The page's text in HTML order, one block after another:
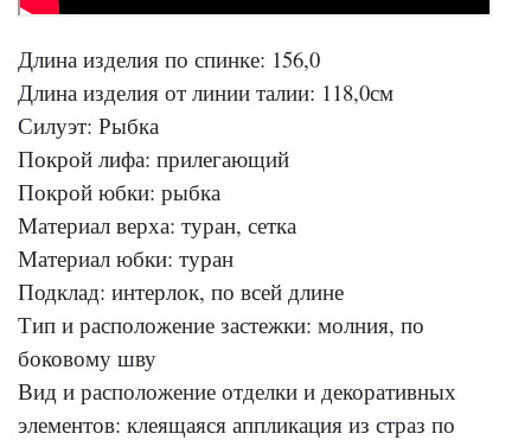
Длина изделия по спинке: 156,0
Длина изделия от линии талии: 118,0см
Силуэт: Рыбка
Покрой лифа: прилегающий
Покрой юбки: рыбка
Материал верха: туран, сетка
Материал юбки: туран
Подклад: интерлок, по всей длине
Тип и расположение застежки: молния, по
боковому шву
Вид и расположение отделки и декоративных
элементов: клеящаяся аппликация из страз по